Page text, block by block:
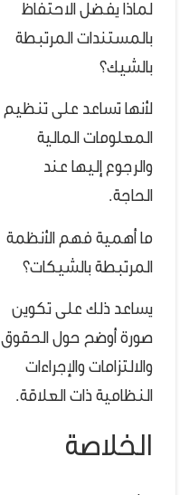
لماذا يفضل الاحتفاظ
بالمستندات المرتبطة
بالشيك؟
لأنها تساعد على تنظيم
المعلومات المالية
والرجوع إليها عند
الحاجة.
ما أهمية فهم الأنظمة
المرتبطة بالشيكات؟
يساعد ذلك على تكوين
صورة أوضح حول الحقوق
والالتزامات والإجراءات
النظامية ذات العلاقة.
الخلاصة